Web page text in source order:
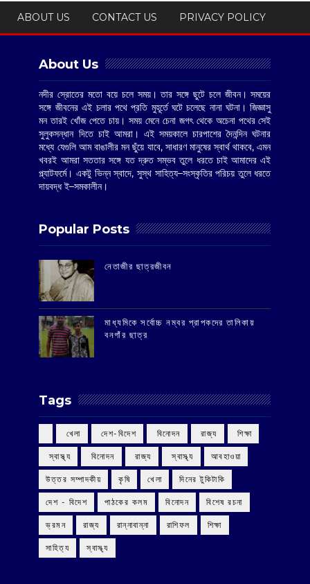
ABOUT US CONTACT US PRIVACY POLICY
About Us
নদীর স্রোতের মতো বয়ে চলে সময়। তার সঙ্গে ছুটে চলে জীবন। সময়ের
সঙ্গে জীবনের এই চলার পথে প্রতি মুহূর্তে ঘটে চলেছে নানা ঘটনা। জিজ্ঞাসু
মন তারই খোঁজ পেতে চায়। সময় মেনে চেনা জগৎ থেকে অচেনা পথের সেই
সুলুকসন্ধান দিতে চাই আমরা। এই সময়কালে চারপাশের দৈনন্দিন ঘটনার
মধ্যে যেগুলি আম বাঙালীর মন ছুঁয়ে যাবে, সাধারণ মানুষের স্বার্থ থাকবে, এমন
খবরই আমরা সততার সঙ্গে যত দ্রুত সম্ভব তুলে ধরতে চাই আমাদের এই
প্ল্যাটফর্মে। একটু ভিন্ন স্বাদে, সুস্থ সাহিত্য–সংস্কৃতির পরিচয় তুলে ধরতে
দায়বদ্ধ ই–সমকালীন।
Popular Posts
‌নেতাজীর ছাত্রজীবন
মাধ্যমিকে সর্বোচ্চ নম্বর প্রাপকদের তালিকায়
বনগাঁর ছাত্র
Tags
‌ খেলা ‌ দেশ-বিদেশ ‌ বিনোদন ‌ রাজ্য ‌ শিক্ষা
‌ স্বাস্থ্য ‌ বিনোদন ‌ রাজ্য ‌ স্বাস্থ্য আবহাওয়া
উত্তর সম্পাদকীয় কৃষি খেলা দিনের টুকিটাকি
দেশ - বিদেশ পাঠকের কলম বিনোদন বিশেষ রচনা
ভ্রমন রাজ্য রান্নাবান্না রাশিফল শিক্ষা
সাহিত্য স্বাস্থ্য